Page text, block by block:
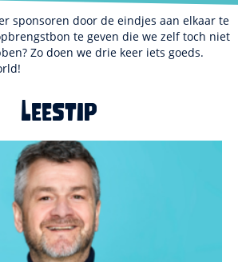
sponsoren door de eindjes aan elkaar te
te geven die we zelf toch niet
Zo doen we drie keer iets goeds.
Leestip